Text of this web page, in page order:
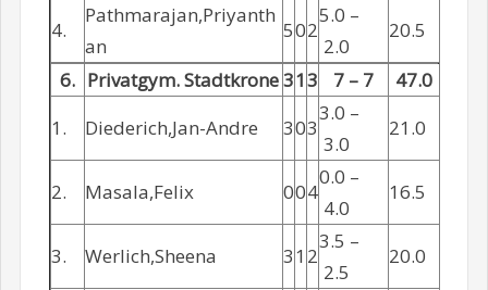
4.
Pathmarajan,Priyanth
an
502
5.0 –
2.0
20.5
6. Privatgym. Stadtkrone313 7 – 7
47.0
1.
Diederich,Jan-Andre 303
3.0 –
3.0
21.0
2. Masala,Felix 004
0.0 –
4.0
16.5
3. Werlich,Sheena 31 2
3.5 –
2.5
20.0